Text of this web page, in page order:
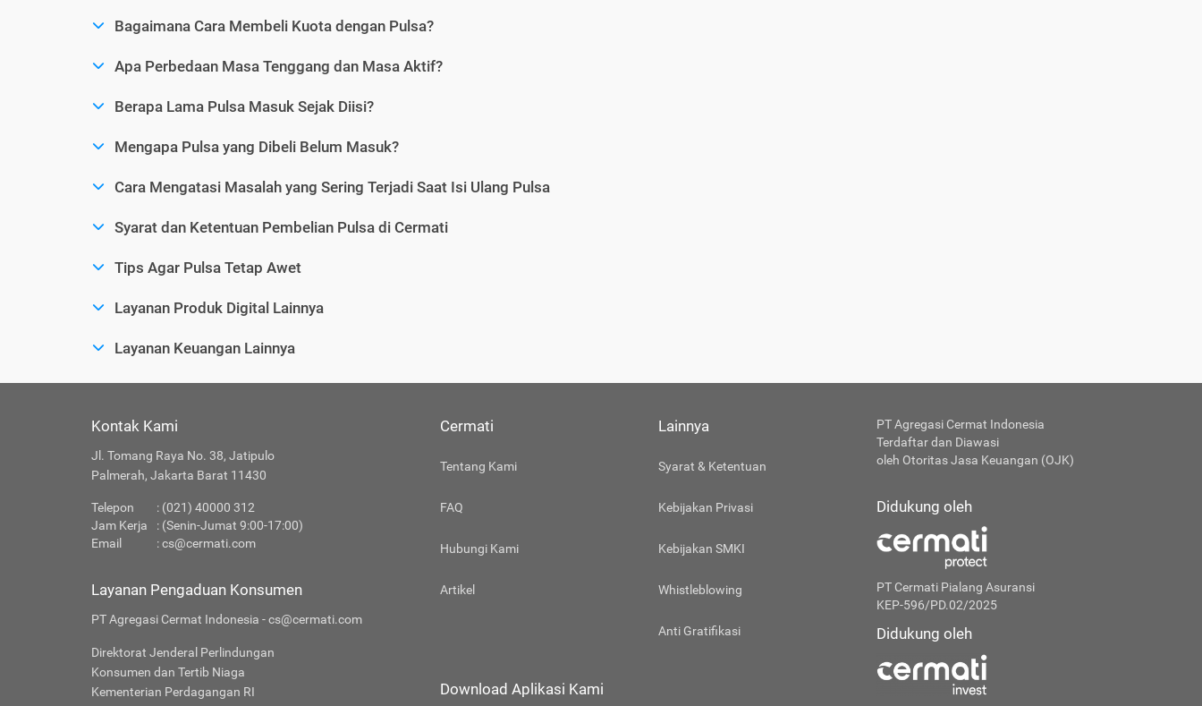
Bagaimana Cara Membeli Kuota dengan Pulsa?
Apa Perbedaan Masa Tenggang dan Masa Aktif?
Berapa Lama Pulsa Masuk Sejak Diisi?
Mengapa Pulsa yang Dibeli Belum Masuk?
Cara Mengatasi Masalah yang Sering Terjadi Saat Isi Ulang Pulsa
Syarat dan Ketentuan Pembelian Pulsa di Cermati
Tips Agar Pulsa Tetap Awet
Layanan Produk Digital Lainnya
Layanan Keuangan Lainnya
Kontak Kami
Jl. Tomang Raya No. 38, Jatipulo
Palmerah, Jakarta Barat 11430
Telepon
: (021) 40000 312
Jam Kerja
: (Senin-Jumat 9:00-17:00)
Email
:cs@cermati.com
Layanan Pengaduan Konsumen
PT Agregasi Cermat Indonesia - cs@cermati.com
Direktorat Jenderal Perlindungan
Konsumen dan Tertib Niaga
Kementerian Perdagangan RI
Cermati
Tentang Kami
FAQ
Hubungi Kami
Artikel
Lainnya
Syarat & Ketentuan
Kebijakan Privasi
Kebijakan SMKI
Whistleblowing
Anti Gratifikasi
Download Aplikasi Kami
PT Agregasi Cermat Indonesia
Terdaftar dan Diawasi
oleh Otoritas Jasa Keuangan (OJK)
Didukung oleh
PT Cermati Pialang Asuransi
KEP-596/PD.02/2025
Didukung oleh